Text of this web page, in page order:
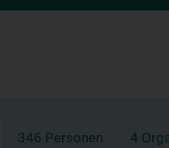
346 Personen 4